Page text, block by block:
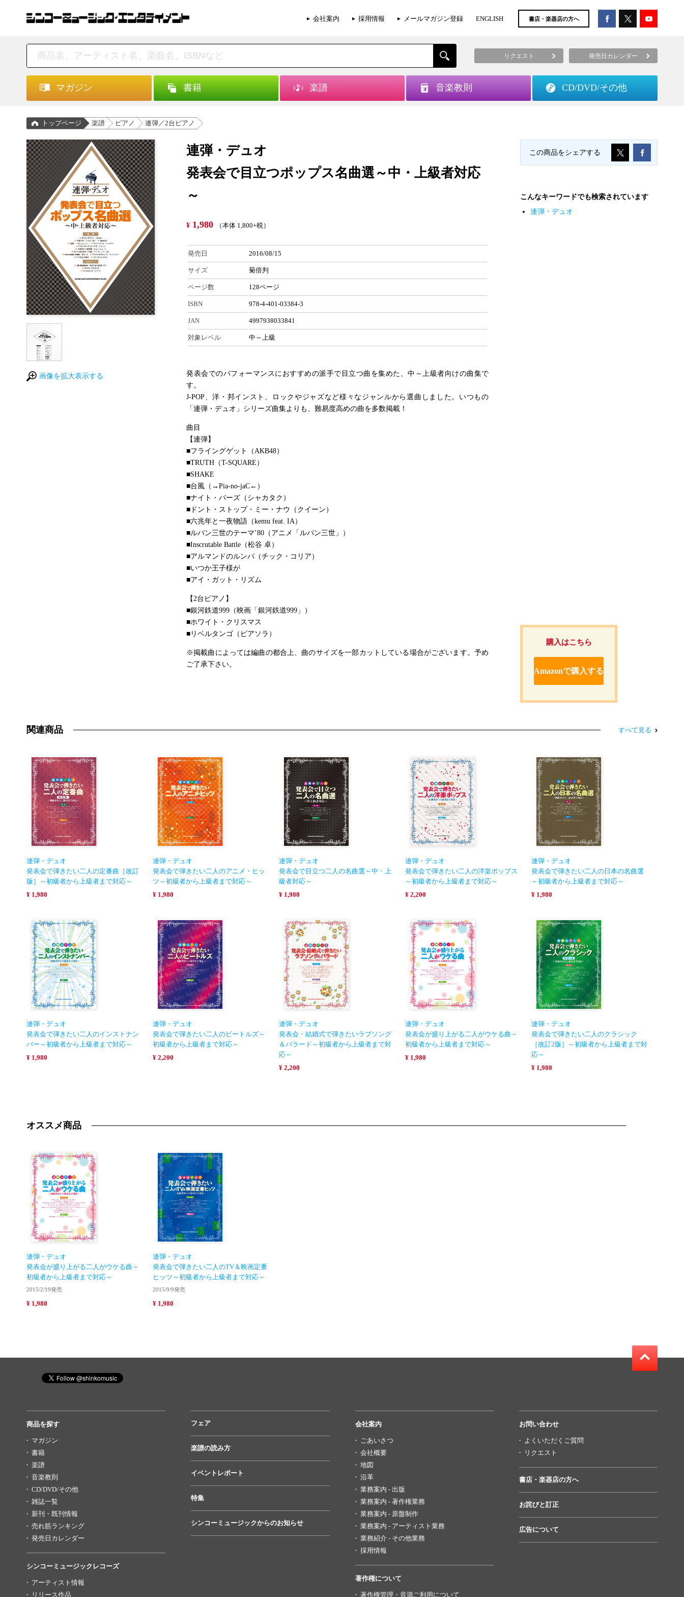
会社案内 採用情報 メールマガジン登録 ENGLISH 書店・楽器店の方へ
リクエスト 発売日カレンダー
マガジン 書籍 楽譜 音楽教則 CD/DVD/その他
トップページ 楽譜 ピアノ 連弾／2台ピアノ
画像を拡大表示する
連弾・デュオ
発表会で目立つポップス名曲選～中・上級者対応
～
¥ 1,980 （本体 1,800+税）
発売日 2016/08/15
サイズ 菊倍判
ページ数 128ページ
ISBN 978-4-401-03384-3
JAN 4997938033841
対象レベル 中～上級
発表会でのパフォーマンスにおすすめの派手で目立つ曲を集めた、中～上級者向けの曲集で
す。
J-POP、洋・邦インスト、ロックやジャズなど様々なジャンルから選曲しました。いつもの
「連弾・デュオ」シリーズ曲集よりも、難易度高めの曲を多数掲載！
曲目
【連弾】
■フライングゲット（AKB48）
■TRUTH（T-SQUARE）
■SHAKE
■台風（→Pia-no-jaC←）
■ナイト・バーズ（シャカタク）
■ドント・ストップ・ミー・ナウ（クイーン）
■六兆年と一夜物語（kemu feat. IA）
■ルパン三世のテーマ’80（アニメ「ルパン三世」）
■Inscrutable Battle（松谷 卓）
■アルマンドのルンバ（チック・コリア）
■いつか王子様が
■アイ・ガット・リズム
【2台ピアノ】
■銀河鉄道999（映画「銀河鉄道999」）
■ホワイト・クリスマス
■リベルタンゴ（ピアソラ）
※掲載曲によっては編曲の都合上、曲のサイズを一部カットしている場合がございます。予め
ご了承下さい。
購入はこちら
Amazonで購入する
この商品をシェアする
こんなキーワードでも検索されています
連弾・デュオ
関連商品 すべて見る
連弾・デュオ
発表会で弾きたい二人の定番曲［改訂
版］～初級者から上級者まで対応～
¥ 1,980
連弾・デュオ
発表会で弾きたい二人のアニメ・ヒッ
ツ～初級者から上級者まで対応～
¥ 1,980
連弾・デュオ
発表会で目立つ二人の名曲選～中・上
級者対応～
¥ 1,980
連弾・デュオ
発表会で弾きたい二人の洋楽ポップス
～初級者から上級者まで対応～
¥ 2,200
連弾・デュオ
発表会で弾きたい二人の日本の名曲選
～初級者から上級者まで対応～
¥ 1,980
連弾・デュオ
発表会で弾きたい二人のインストナン
バー～初級者から上級者まで対応～
¥ 1,980
連弾・デュオ
発表会で弾きたい二人のビートルズ～
初級者から上級者まで対応～
¥ 2,200
連弾・デュオ
発表会・結婚式で弾きたいラブソング
＆バラード～初級者から上級者まで対
応～
¥ 2,200
連弾・デュオ
発表会が盛り上がる二人がウケる曲～
初級者から上級者まで対応～
¥ 1,980
連弾・デュオ
発表会で弾きたい二人のクラシック
［改訂2版］～初級者から上級者まで対
応～
¥ 1,980
オススメ商品
連弾・デュオ
発表会が盛り上がる二人がウケる曲～
初級者から上級者まで対応～
2015/2/19発売
¥ 1,980
連弾・デュオ
発表会で弾きたい二人のTV＆映画定番
ヒッツ～初級者から上級者まで対応～
2015/9/9発売
¥ 1,980
商品を探す
マガジン
書籍
楽譜
音楽教則
CD/DVD/その他
雑誌一覧
新刊・既刊情報
売れ筋ランキング
発売日カレンダー
シンコーミュージックレコーズ
アーティスト情報
リリース作品
フェア
楽譜の読み方
イベントレポート
特集
シンコーミュージックからのお知らせ
会社案内
ごあいさつ
会社概要
地図
沿革
業務案内 - 出版
業務案内 - 著作権業務
業務案内 - 原盤制作
業務案内 - アーティスト業務
業務紹介 - その他業務
採用情報
著作権について
著作権管理・音源ご利用について
お問い合わせ
よくいただくご質問
リクエスト
書店・楽器店の方へ
お詫びと訂正
広告について